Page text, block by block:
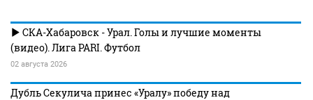
СКА-Хабаровск - Урал. Голы и лучшие моменты
(видео). Лига PARI. Футбол
02 августа 2026
Дубль Секулича принес «Уралу» победу над